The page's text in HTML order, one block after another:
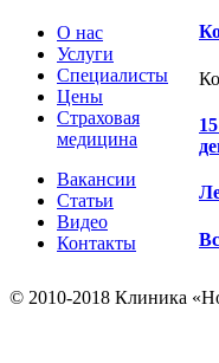
О нас
Услуги
Специалисты
Цены
Страховая
медицина
Вакансии
Статьи
Видео
Контакты
© 2010-2018 Клиника